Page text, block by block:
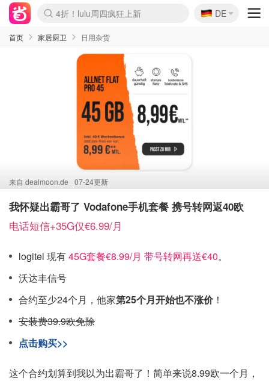
Boticinal 夏促开抢！
4折！lulu周四疯狂上新
还没结束！&OtherStories大促
Joybuy变相75折 随时失效
速领！Stanley独家85折
疑似霸哥！Camper额外叠85折
Zalando 奥莱闪促！每日更新
Moncler反季囤！5折起+叠9折
Coach Brooklyn仅€192
🇩🇪
DE
首页 家居厨卫 日用杂货
来自 dealmoon.de 07-24更新
我怀疑出霸哥了 Vodafone手机套餐 携号转网返40欧
电话短信+35G仅€6.99/月
logitel 现有45G套餐€8.99/月 带号转网再送€40。
沃达丰信号
合约至少24个月，他家第25个月开始也不涨价！
安装费39.9欧免除
点击购买>>
这个合约划算到我以为出霸哥了！简单来说8.99欧一个月，